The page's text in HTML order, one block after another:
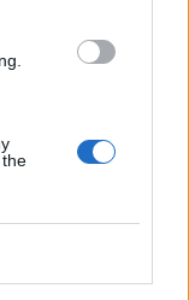
σε Ελλάδα